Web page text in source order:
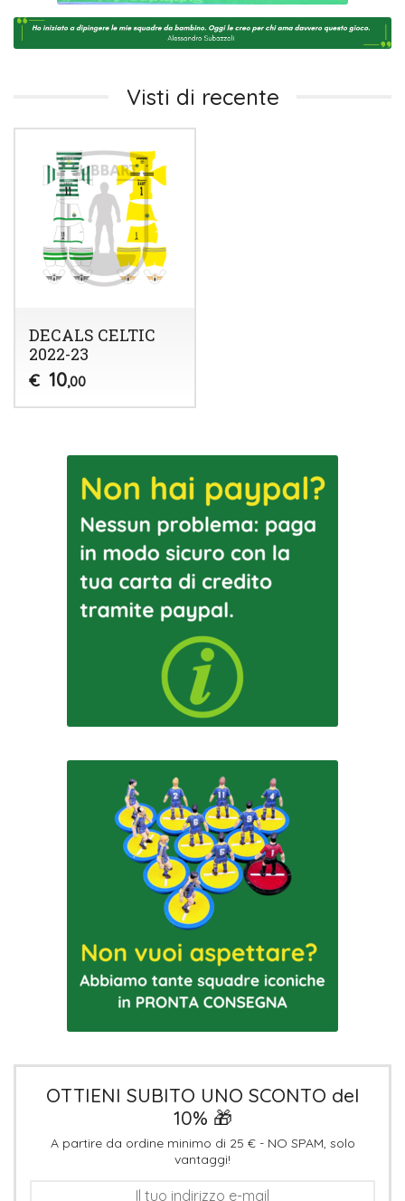
Visti di recente
DECALS CELTIC
2022-23
€ 10,00
OTTIENI SUBITO UNO SCONTO del
10% 🎁
A partire da ordine minimo di 25 € - NO SPAM, solo
vantaggi!